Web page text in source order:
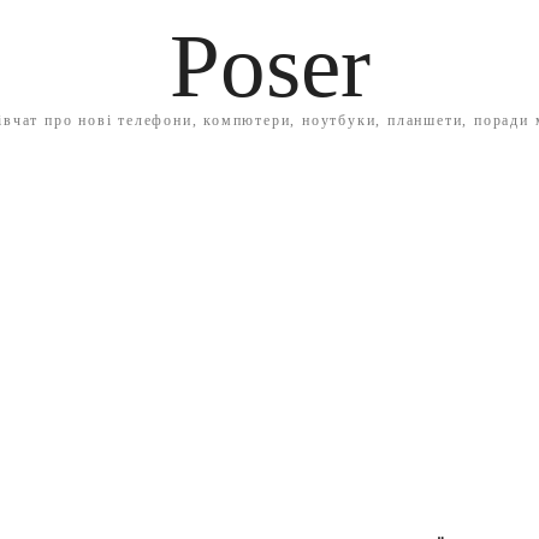
Poser
про нові телефони, компютери, ноутбуки, планшети, поради